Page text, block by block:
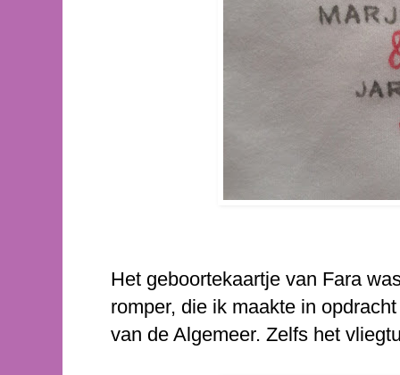
Het geboortekaartje van Fara
romper, die ik maakte in
van de Algemeer. Zelfs het